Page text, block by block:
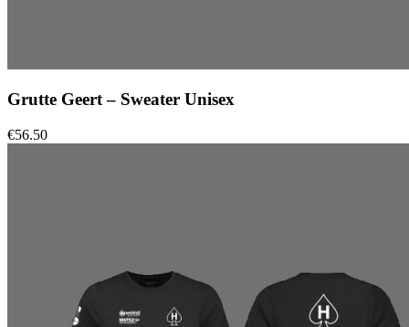
Grutte Geert – Sweater Unisex
€56.50